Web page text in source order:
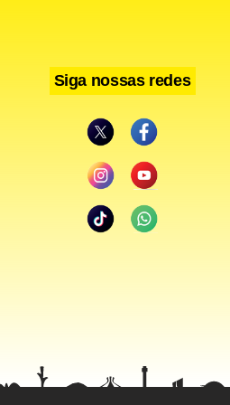
últimas posições do grid.
pelas melhores posições,
com motores Ferrari e chassi
Siga nossas redes